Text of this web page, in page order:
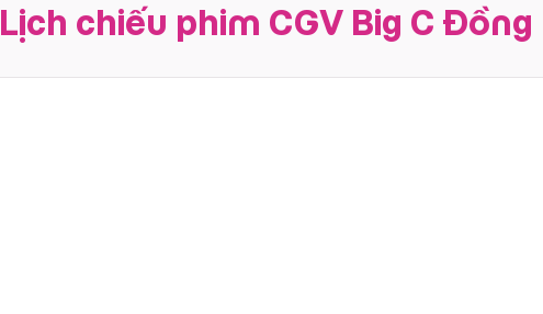
Lịch chiếu phim CGV Big C Đồng